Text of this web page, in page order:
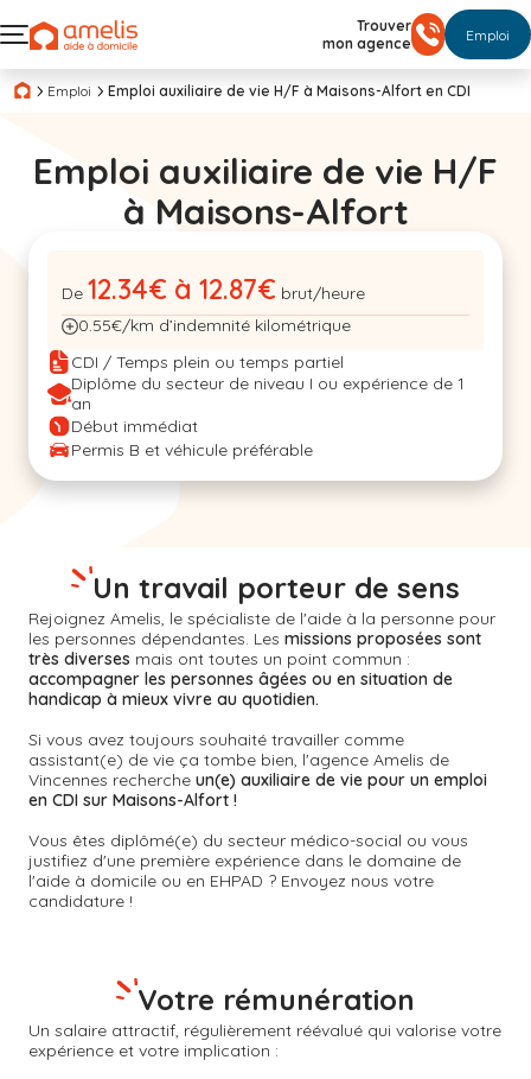
Trouver
mon agence
Emploi
Emploi Emploi auxiliaire de vie H/F à Maisons-Alfort en CDI
Emploi auxiliaire de vie H/F
à Maisons-Alfort
De 12.34€ à 12.87€ brut/heure
0.55€/km d’indemnité kilométrique
CDI / Temps plein ou temps partiel
Diplôme du secteur de niveau I ou expérience de 1
an
Début immédiat
Permis B et véhicule préférable
Rejoignez Amelis, le spécialiste de l'aide à la personne pour
les personnes dépendantes. Les missions proposées sont
très diverses mais ont toutes un point commun :
accompagner les personnes âgées ou en situation de
handicap à mieux vivre au quotidien.
Si vous avez toujours souhaité travailler comme
assistant(e) de vie ça tombe bien, l'agence Amelis de
Vincennes recherche un(e) auxiliaire de vie pour un emploi
en CDI sur Maisons-Alfort !
Vous êtes diplômé(e) du secteur médico-social ou vous
justifiez d'une première expérience dans le domaine de
l'aide à domicile ou en EHPAD ? Envoyez nous votre
candidature !
Un travail porteur de sens
Un salaire attractif, régulièrement réévalué qui valorise votre
expérience et votre implication :
Votre rémunération